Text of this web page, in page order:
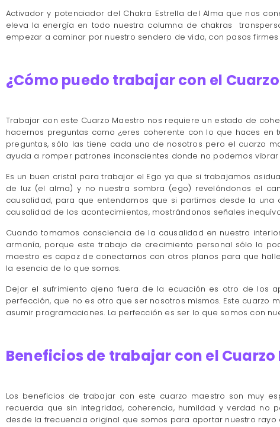
Activador y potenciador del Chakra Estrella del Alma que nos
eleva la energía en todo nuestra columna de chakras
empezar a caminar por nuestro sendero de vida, con pasos firmes
¿Cómo puedo trabajar con el
Trabajar con este Cuarzo Maestro nos requiere un estado de
hacernos preguntas como ¿eres coherente con lo que haces en
preguntas, sólo las tiene cada uno de nosotros pero el cuarzo
ayuda a romper patrones inconscientes donde no podemos
Es un buen cristal para trabajar el Ego ya que si trabajamos
de luz (el alma) y no nuestra sombra (ego) revelándonos el
causalidad, para que entendamos que si partimos desde la
causalidad de los acontecimientos, mostrándonos señales
Cuando tomamos consciencia de la causalidad en nuestro
armonía, porque este trabajo de crecimiento personal sólo lo
maestro es capaz de conectarnos con otros planos para que
la esencia de lo que somos.
Dejar el sufrimiento ajeno fuera de la ecuación es otro de los
perfección, que no es otro que ser nosotros mismos. Este
asumir programaciones. La perfección es ser lo que somos con
Beneficios de trabajar con el Cuarzo
Los beneficios de trabajar con este cuarzo maestro son muy
recuerda que sin integridad, coherencia, humildad y verdad no
desde la frecuencia original que somos para aportar nuestro rayo